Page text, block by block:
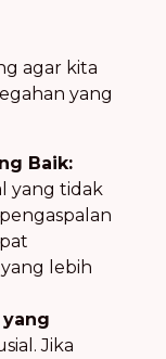
agar kita
yang
Baik:
yang tidak
lebih
yang
Jika